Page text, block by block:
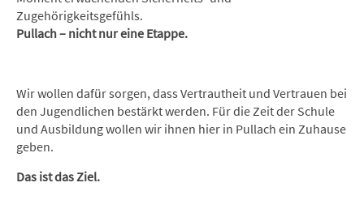
Zugehörigkeitsgefühls.
Pullach – nicht nur eine Etappe.
Wir wollen dafür sorgen, dass Vertrautheit und Vertrauen bei
den Jugendlichen bestärkt werden. Für die Zeit der Schule
und Ausbildung wollen wir ihnen hier in Pullach ein Zuhause
geben.
Das ist das Ziel.